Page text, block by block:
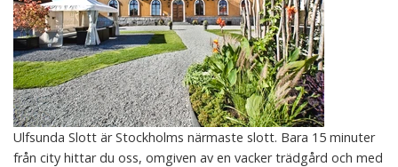
Ulfsunda Slott är Stockholms närmaste slott. Bara 15 minuter
från city hittar du oss, omgiven av en vacker trädgård och med